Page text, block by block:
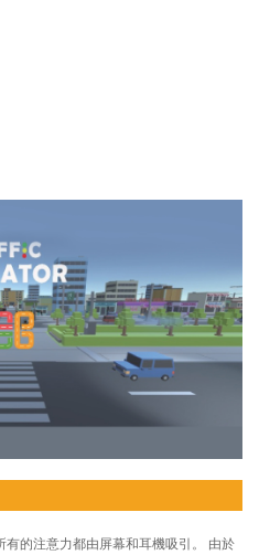
的注意力都由屏幕和耳機吸引。 由於